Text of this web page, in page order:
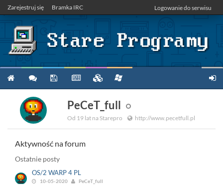
Zarejestruj się Bramka IRC Logowanie do serwisu
PeCeT_full
Od 19 lat na Starepro http://www.pecetfull.pl
Aktywność na forum
Ostatnie posty
OS/2 WARP 4 PL
10-05-2020 PeCeT_full